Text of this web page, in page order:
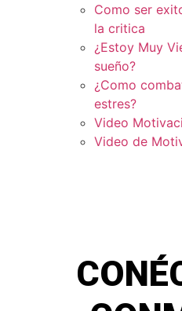
Como ser
la critica
¿Estoy Muy
sueño?
¿Como
estres?
Video
Video de